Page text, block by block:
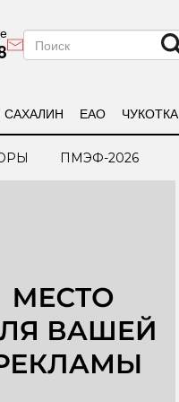
САХАЛИН ЕАО ЧУКОТКА
ПМЭФ-2026